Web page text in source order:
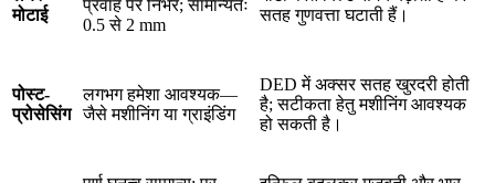
मोटाई
प्रवाह पर निर्भर; सामान्यतः
0.5 से 2 mm
सतह गुणवत्ता घटाती हैं।
पोस्ट-
प्रोसेसिंग
लगभग हमेशा आवश्यक—
जैसे मशीनिंग या ग्राइंडिंग
DED में अक्सर सतह खुरदरी होती
है; सटीकता हेतु मशीनिंग आवश्यक
हो सकती है।